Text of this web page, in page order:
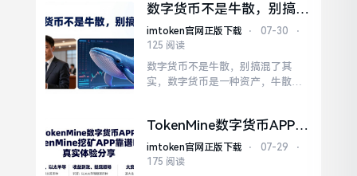
的好处是价格稳定，不用像其他币
那样担心本金缩水。合约交易带有
杠杆机制，就拿10倍杠杆来说，当
极有可能遭遇爆仓的风险。USDT合
约还有...
数字货币不是牛散，别搞混
了
imtoken官网正版下载 ⋅ 07-30
⋅
125 阅读
数字货币不是牛散，别搞混了其
实，数字货币是一种资产，牛散是
当成种苹果的人。有些人觉得，买
数字货币就像跟牛散合作，能快速
翻倍。如果你听到有人说“数字货币
TokenMine数字货币APP
TokenMine挖矿APP靠谱
吗？真实体验分享
imtoken官网正版下载 ⋅ 07-29
⋅
175 阅读